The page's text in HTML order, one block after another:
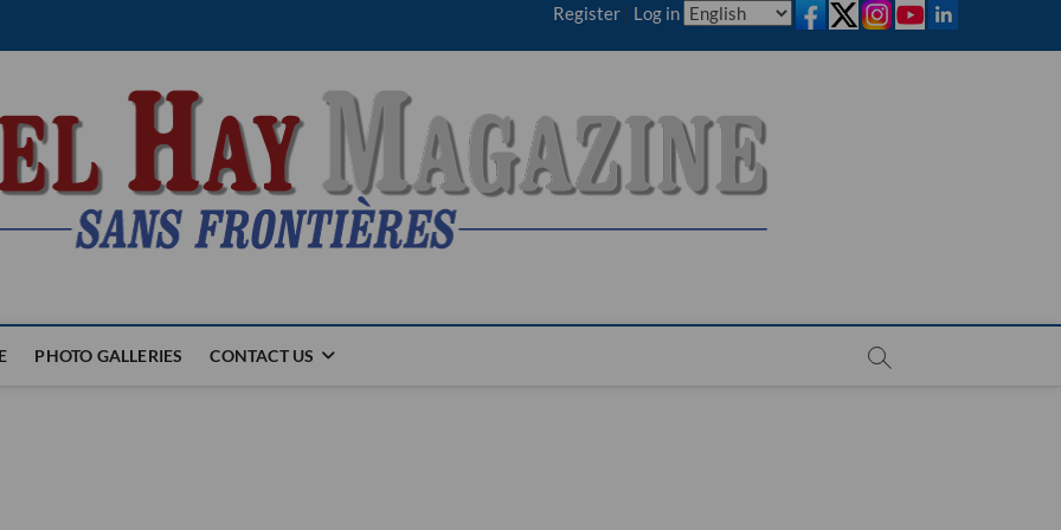
Register | Log in
PHOTO GALLERIES CONTACT US